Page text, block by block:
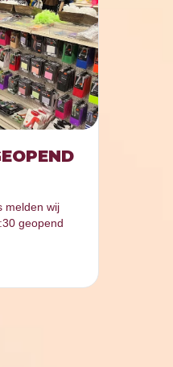
melden wij
geopend